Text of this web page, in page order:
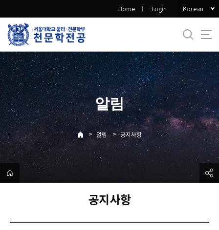
로
메
뉴
Home Login Korean
알림
> 알림 > 공지사항
공지사항